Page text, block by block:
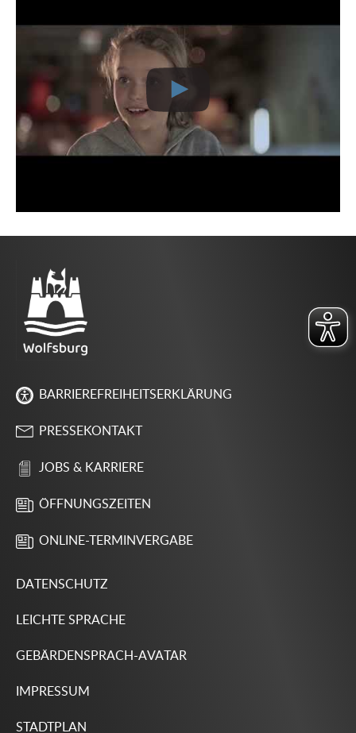
BARRIEREFREIHEITSERKLÄRUNG
PRESSEKONTAKT
JOBS & KARRIERE
ÖFFNUNGSZEITEN
ONLINE-TERMINVERGABE
DATENSCHUTZ
LEICHTE SPRACHE
GEBÄRDENSPRACH-AVATAR
IMPRESSUM
STADTPLAN